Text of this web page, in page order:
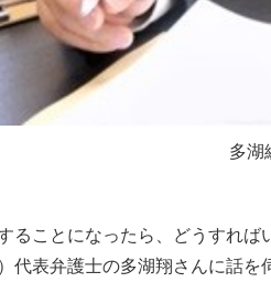
多湖
ることになったら、どうすれ
代表弁護士の多湖翔さんに話